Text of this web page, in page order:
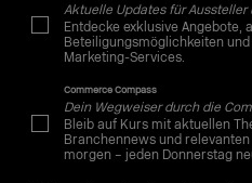
Aktuelle Updates für Aussteller
Entdecke exklusive Angebote,
Beteiligungsmöglichkeiten
Marketing-Services.
Commerce Compass
Dein Wegweiser durch die
Bleib auf Kurs mit aktuellen
Branchennews und
morgen – jeden Donnerstag